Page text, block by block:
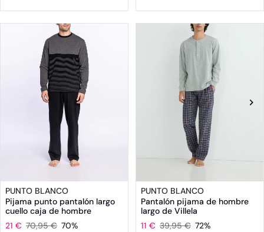
PUNTO BLANCO
Pijama punto pantalón largo
cuello caja de hombre
21 € 70,95 € 70%
PUNTO BLANCO
Pantalón pijama de hombre
largo de Villela
11 € 39,95 € 72%